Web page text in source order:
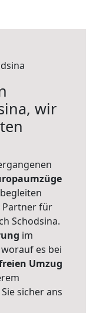
wir
für
Schodsina.
im
es bei
Umzug
sicher ans